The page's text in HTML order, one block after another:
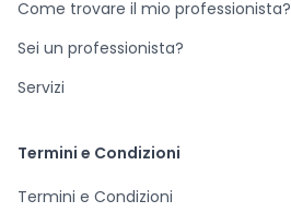
Come trovare il mio professionista?
Sei un professionista?
Servizi
Termini e Condizioni
Termini e Condizioni